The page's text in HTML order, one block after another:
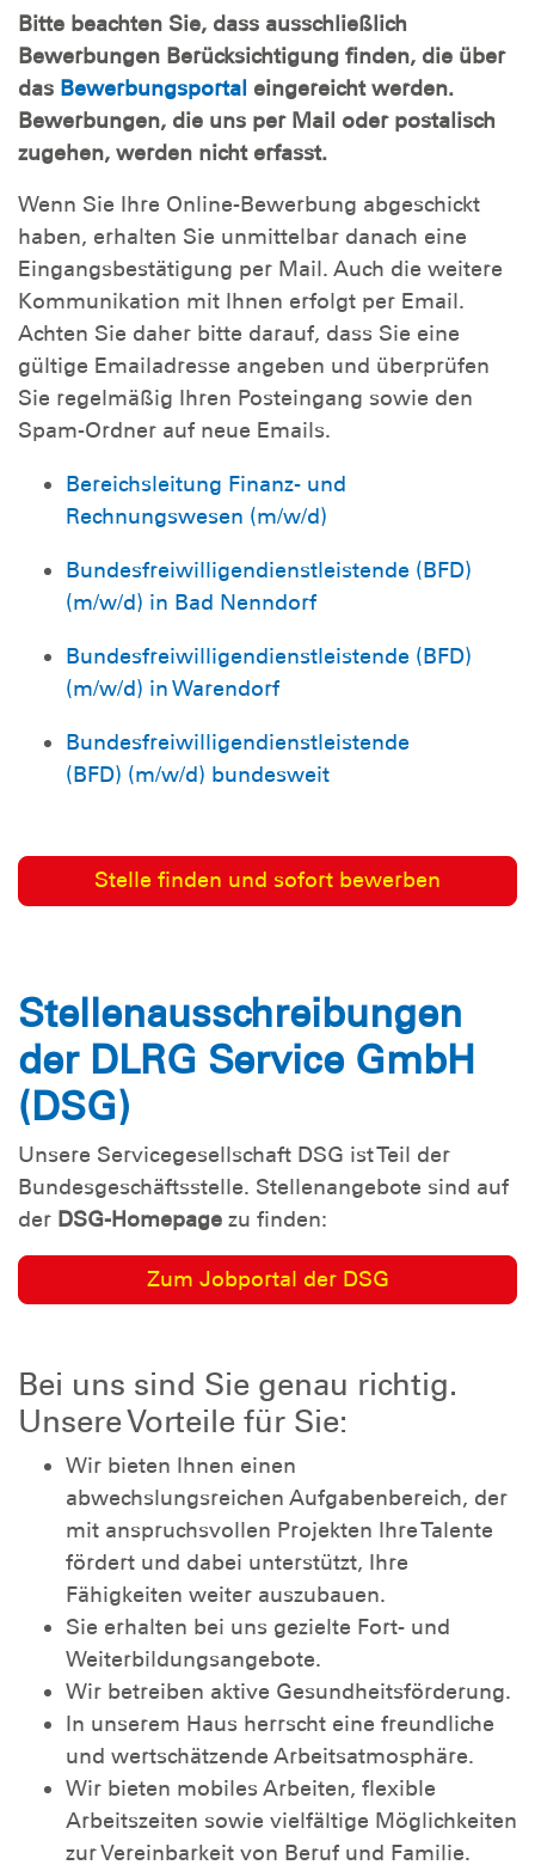
Bitte beachten Sie, dass ausschließlich
Bewerbungen Berücksichtigung finden, die über
das Bewerbungsportal eingereicht werden.
Bewerbungen, die uns per Mail oder postalisch
zugehen, werden nicht erfasst.
Wenn Sie Ihre Online-Bewerbung abgeschickt
haben, erhalten Sie unmittelbar danach eine
Eingangsbestätigung per Mail. Auch die weitere
Kommunikation mit Ihnen erfolgt per Email.
Achten Sie daher bitte darauf, dass Sie eine
gültige Emailadresse angeben und überprüfen
Sie regelmäßig Ihren Posteingang sowie den
Spam-Ordner auf neue Emails.
Bereichsleitung Finanz- und
Rechnungswesen (m/w/d)
Bundesfreiwilligendienstleistende (BFD)
(m/w/d) in Bad Nenndorf
Bundesfreiwilligendienstleistende (BFD)
(m/w/d) in Warendorf
Bundesfreiwilligendienstleistende
(BFD) (m/w/d) bundesweit
Stelle finden und sofort bewerben
Stellenausschreibungen
der DLRG Service GmbH
(DSG)
Unsere Servicegesellschaft DSG ist Teil der
Bundesgeschäftsstelle. Stellenangebote sind auf
der DSG-Homepage zu finden:
Zum Jobportal der DSG
Bei uns sind Sie genau richtig.
Unsere Vorteile für Sie:
Wir bieten Ihnen einen
abwechslungsreichen Aufgabenbereich, der
mit anspruchsvollen Projekten Ihre Talente
fördert und dabei unterstützt, Ihre
Fähigkeiten weiter auszubauen.
Sie erhalten bei uns gezielte Fort- und
Weiterbildungsangebote.
Wir betreiben aktive Gesundheitsförderung.
In unserem Haus herrscht eine freundliche
und wertschätzende Arbeitsatmosphäre.
Wir bieten mobiles Arbeiten, flexible
Arbeitszeiten sowie vielfältige Möglichkeiten
zur Vereinbarkeit von Beruf und Familie.